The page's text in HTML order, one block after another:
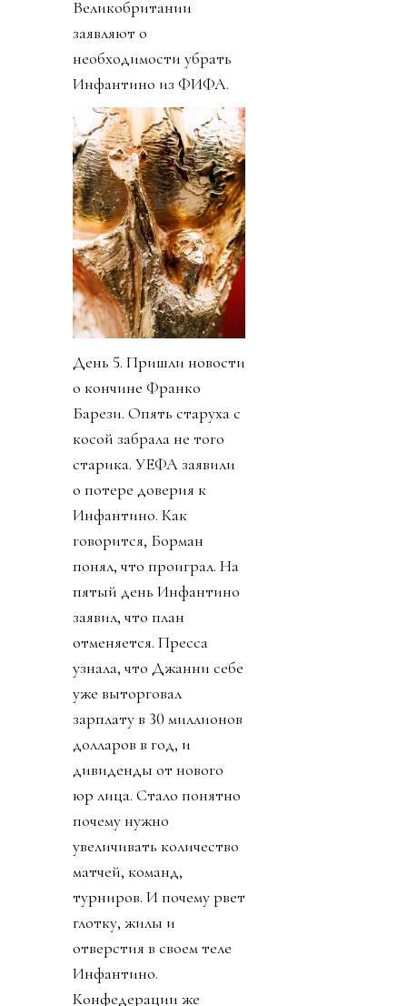
Великобритании
заявляют о
необходимости убрать
Инфантино из ФИФА.
День 5. Пришли новости
о кончине Франко
Барези. Опять старуха с
косой забрала не того
старика. УЕФА заявили
о потере доверия к
Инфантино. Как
говорится, Борман
понял, что проиграл. На
пятый день Инфантино
заявил, что план
отменяется. Пресса
узнала, что Джанни себе
уже выторговал
зарплату в 30 миллионов
долларов в год, и
дивиденды от нового
юр лица. Стало понятно
почему нужно
увеличивать количество
матчей, команд,
турниров. И почему рвет
глотку, жилы и
отверстия в своем теле
Инфантино.
Конфедерации же